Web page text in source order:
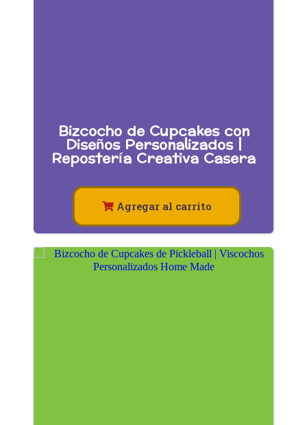
Bizcocho de Cupcakes con
Diseños Personalizados |
Repostería Creativa Casera
Agregar al carrito